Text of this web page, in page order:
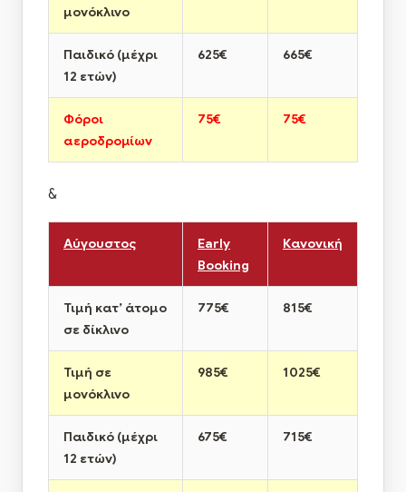
μονόκλινο
Παιδικό (μέχρι
12 ετών)
625€ 665€
Φόροι
αεροδρομίων
75€ 75€
&
Αύγουστος
Early
Booking
Κανονική
Τιμή κατ’ άτομο
σε δίκλινο
775€ 815€
Τιμή σε
μονόκλινο
985€ 1025€
Παιδικό (μέχρι
12 ετών)
675€ 715€